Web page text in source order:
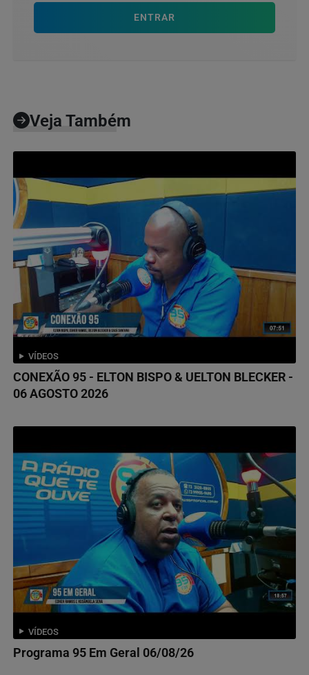
ENTRAR
Veja Também
VÍDEOS
CONEXÃO 95 - ELTON BISPO & UELTON BLECKER -
06 AGOSTO 2026
VÍDEOS
Programa 95 Em Geral 06/08/26